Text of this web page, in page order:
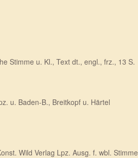
Stimme u. Kl., Text dt., engl., frz., 13 S.
u. Baden-B., Breitkopf u. Härtel
Wild Verlag Lpz. Ausg. f. wbl. Stimme